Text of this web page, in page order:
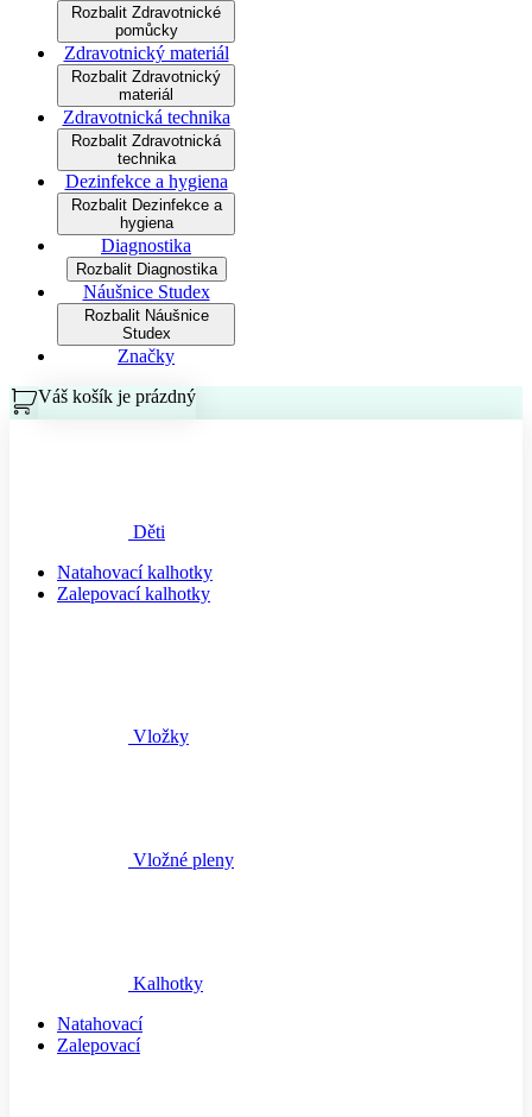
Rozbalit Zdravotnické
pomůcky
Zdravotnický materiál
Rozbalit Zdravotnický
materiál
Zdravotnická technika
Rozbalit Zdravotnická
technika
Dezinfekce a hygiena
Rozbalit Dezinfekce a
hygiena
Diagnostika
Rozbalit Diagnostika
Náušnice Studex
Rozbalit Náušnice
Studex
Značky
Váš košík je prázdný
Děti
Natahovací kalhotky
Zalepovací kalhotky
Vložky
Vložné pleny
Kalhotky
Natahovací
Zalepovací